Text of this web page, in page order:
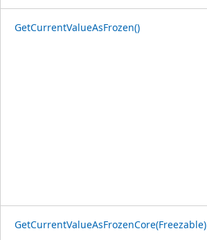
GetCurrentValueAsFrozen()
GetCurrentValueAsFrozenCore(Freezable)